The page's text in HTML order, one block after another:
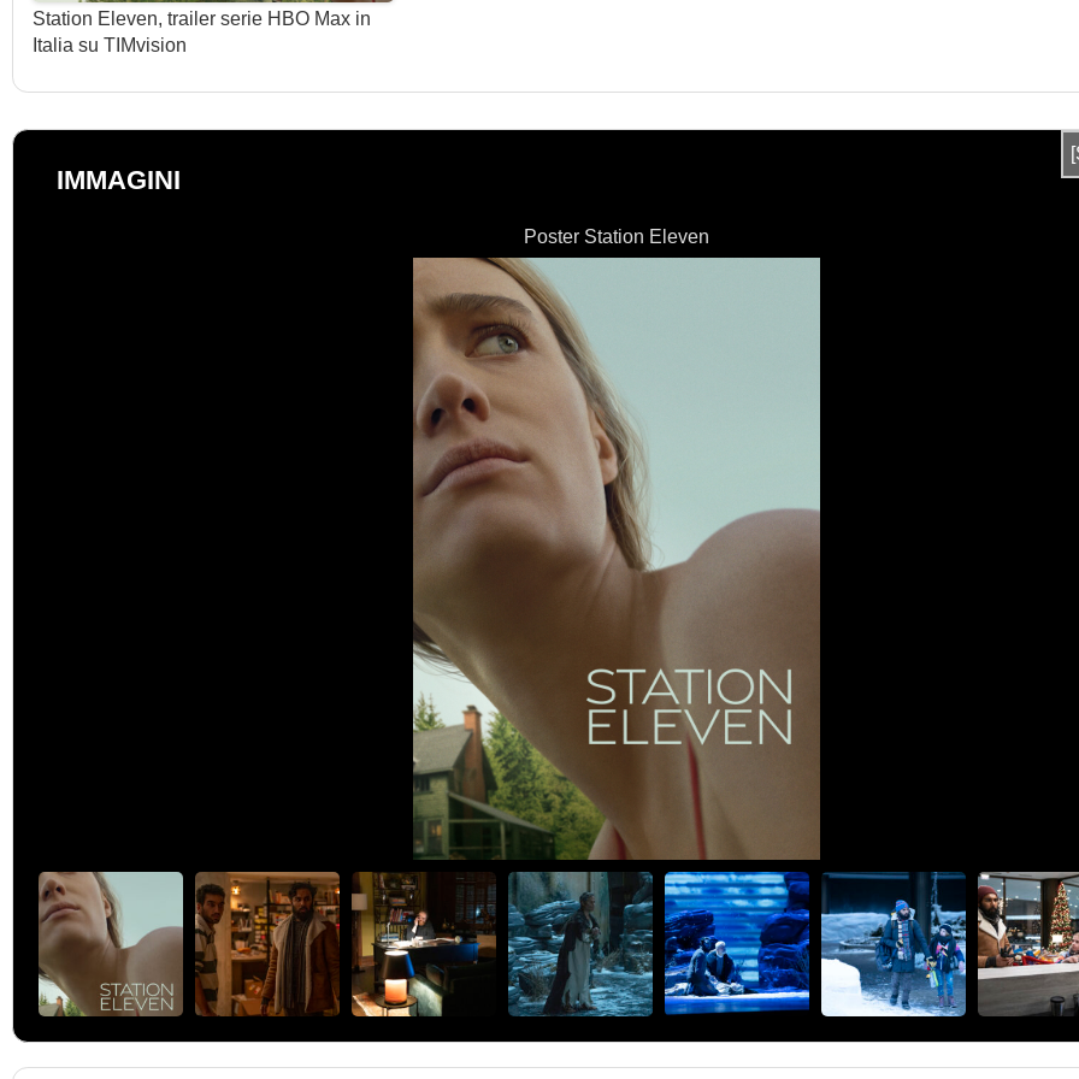
Station Eleven, trailer serie HBO Max in
Italia su TIMvision
IMMAGINI
Poster Station Eleven